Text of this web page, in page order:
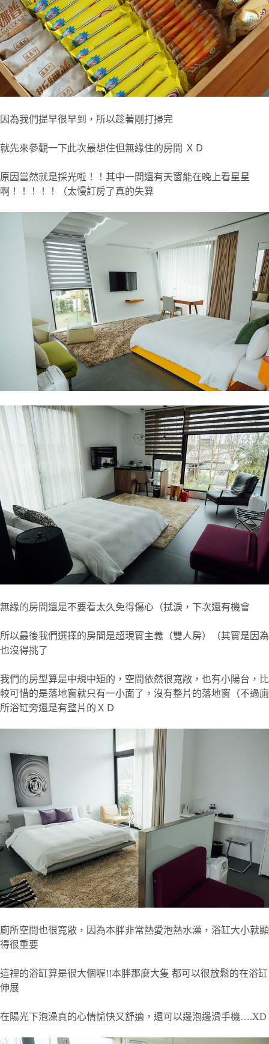
因為我們提早很早到，所以趁著剛打掃完
就先來參觀一下此次最想住但無緣住的房間 ＸＤ
原因當然就是採光啦！！其中一間還有天窗能在晚上看星星
啊！！！！！（太慢訂房了真的失算
無緣的房間還是不要看太久免得傷心（拭淚，下次還有機會
所以最後我們選擇的房間是超現實主義（雙人房）（其實是因為
也沒得挑了
我們的房型算是中規中矩的，空間依然很寬敞，也有小陽台，比
較可惜的是落地窗就只有一小面了，沒有整片的落地窗（不過廁
所浴缸旁還是有整片的ＸＤ
廁所空間也很寬敞，因為本胖非常熱愛泡熱水澡，浴缸大小就顯
得很重要
這裡的浴缸算是很大個喔!!本胖那麼大隻 都可以很放鬆的在浴缸
伸展
在陽光下泡澡真的心情愉快又舒適，還可以邊泡邊滑手機….XD